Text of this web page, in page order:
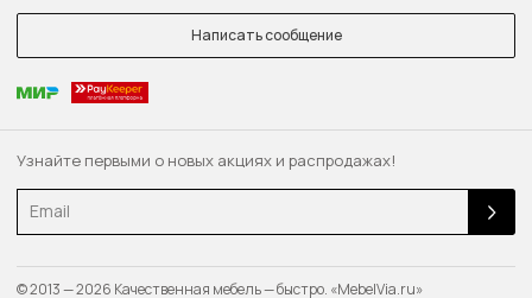
Узнайте первыми о новых акциях и распродажах!
Email
Написать сообщение
© 2013 — 2026 Качественная мебель — быстро. «MebelVia.ru»